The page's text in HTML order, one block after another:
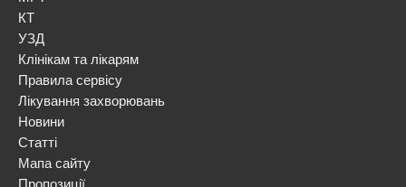
КТ
УЗД
Клінікам та лікарям
Правила сервісу
Лікування захворювань
Новини
Статті
Мапа сайту
Пропозиції